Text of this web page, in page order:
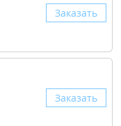
Заказать
Заказать